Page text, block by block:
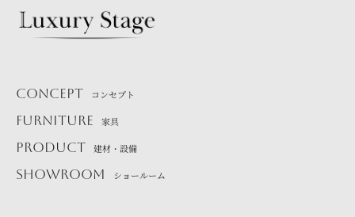
CONCEPT コンセプト
FURNITURE 家具
PRODUCT 建材・設備
SHOWROOM ショールーム